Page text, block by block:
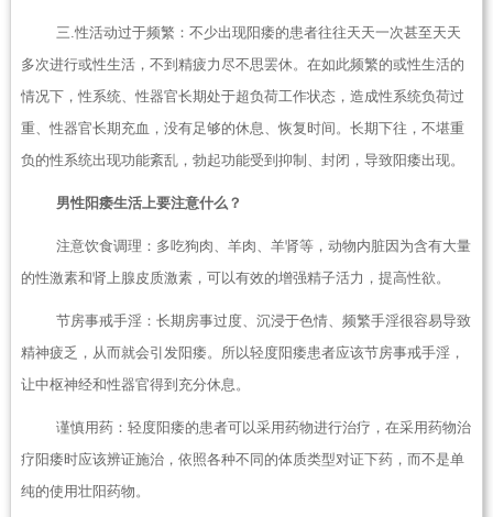
三.性活动过于频繁：不少出现阳痿的患者往往天天一次甚至天天
多次进行或性生活，不到精疲力尽不思罢休。在如此频繁的或性生活的
情况下，性系统、性器官长期处于超负荷工作状态，造成性系统负荷过
重、性器官长期充血，没有足够的休息、恢复时间。长期下往，不堪重
负的性系统出现功能紊乱，勃起功能受到抑制、封闭，导致阳痿出现。
男性阳痿生活上要注意什么？
注意饮食调理：多吃狗肉、羊肉、羊肾等，动物内脏因为含有大量
的性激素和肾上腺皮质激素，可以有效的增强精子活力，提高性欲。
节房事戒手淫：长期房事过度、沉浸于色情、频繁手淫很容易导致
精神疲乏，从而就会引发阳痿。所以轻度阳痿患者应该节房事戒手淫，
让中枢神经和性器官得到充分休息。
谨慎用药：轻度阳痿的患者可以采用药物进行治疗，在采用药物治
疗阳痿时应该辨证施治，依照各种不同的体质类型对证下药，而不是单
纯的使用壮阳药物。